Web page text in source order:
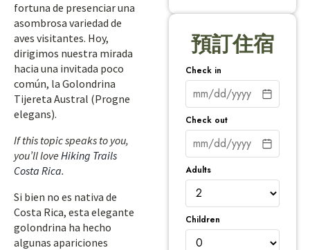
fortuna de presenciar una
asombrosa variedad de
aves visitantes. Hoy,
dirigimos nuestra mirada
hacia una invitada poco
común, la Golondrina
Tijereta Austral (Progne
elegans).
If this topic speaks to you,
you’ll love Hiking Trails
Costa Rica.
Si bien no es nativa de
Costa Rica, esta elegante
golondrina ha hecho
algunas apariciones
預訂住宿
Check in
Check out
Adults
Children